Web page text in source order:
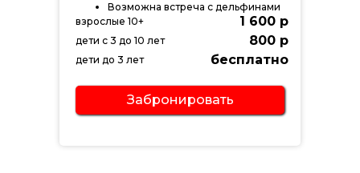
Возможна встреча с дельфинами
Забронировать
взрослые 10+
дети с 3 до 10 лет
дети до 3 лет
1 600 р
800 р
бесплатно